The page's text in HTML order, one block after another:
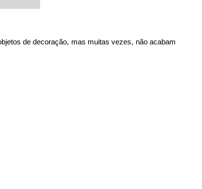
de decoração, mas muitas vezes, não acabam